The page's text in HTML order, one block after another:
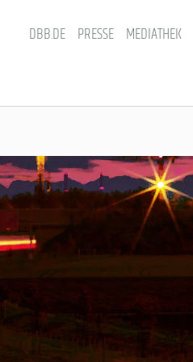
DBB.DE PRESSE MEDIATHEK